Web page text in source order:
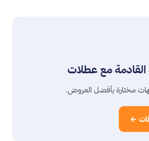
مع عطلات
مختارة بأفضل العروض.
←